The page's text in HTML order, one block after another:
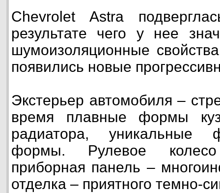
Chevrolet Astra
результате чего у нее
шумоизоляционные
появились новые
Экстерьер автомобиля –
время плавные формы
радиатора, уникальные
формы. Рулевое
приборная панель –
отделка – приятного темно-